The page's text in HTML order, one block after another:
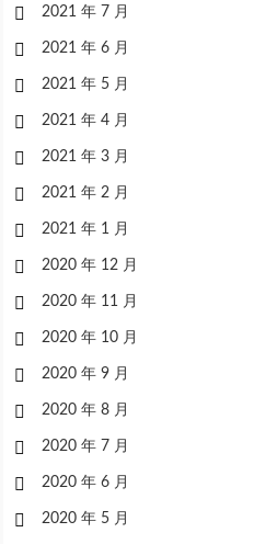
2021 年 7 月
2021 年 6 月
2021 年 5 月
2021 年 4 月
2021 年 3 月
2021 年 2 月
2021 年 1 月
2020 年 12 月
2020 年 11 月
2020 年 10 月
2020 年 9 月
2020 年 8 月
2020 年 7 月
2020 年 6 月
2020 年 5 月